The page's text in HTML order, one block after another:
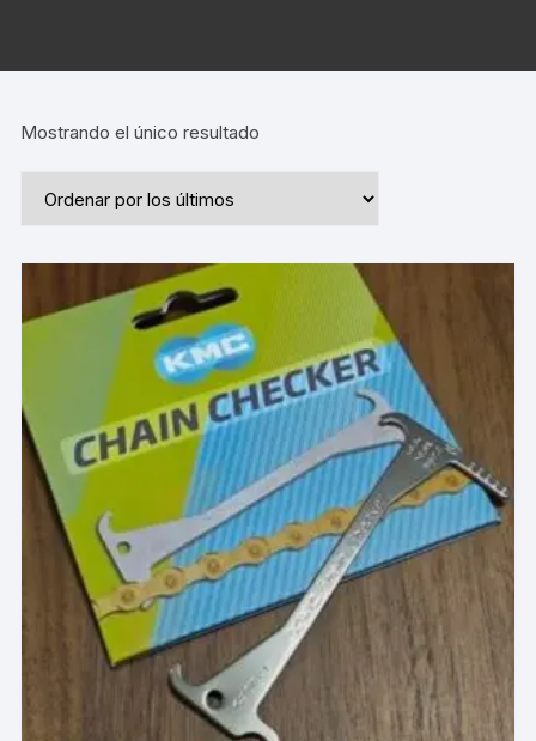
Mostrando el único resultado